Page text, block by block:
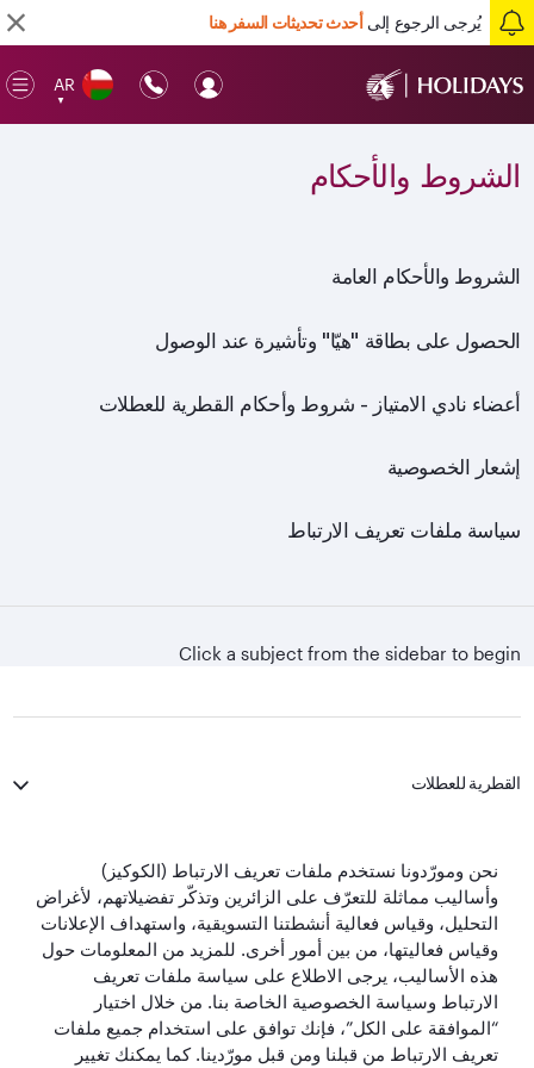
يُرجى الرجوع إلىأحدث تحديثات السفر هنا
AR
▼
الشروط والأحكام
الشروط والأحكام العامة
الحصول على بطاقة "هيّا" وتأشيرة عند الوصول
أعضاء نادي الامتياز - شروط وأحكام القطرية للعطلات
إشعار الخصوصية
سياسة ملفات تعريف الارتباط
Click a subject from the sidebar to begin
القطرية للعطلات
لنبقَ على تواصل
نحن ومورّدونا نستخدم ملفات تعريف الارتباط (الكوكيز)
وأساليب مماثلة للتعرّف على الزائرين وتذكّر تفضيلاتهم، لأغراض
التحليل، وقياس فعالية أنشطتنا التسويقية، واستهداف الإعلانات
وقياس فعاليتها، من بين أمور أخرى. للمزيد من المعلومات حول
هذه الأساليب، يرجى الاطلاع على سياسة ملفات تعريف
الارتباط وسياسة الخصوصية الخاصة بنا. من خلال اختيار
“الموافقة على الكل”، فإنك توافق على استخدام جميع ملفات
تعريف الارتباط من قبلنا ومن قبل مورّدينا. كما يمكنك تغيير